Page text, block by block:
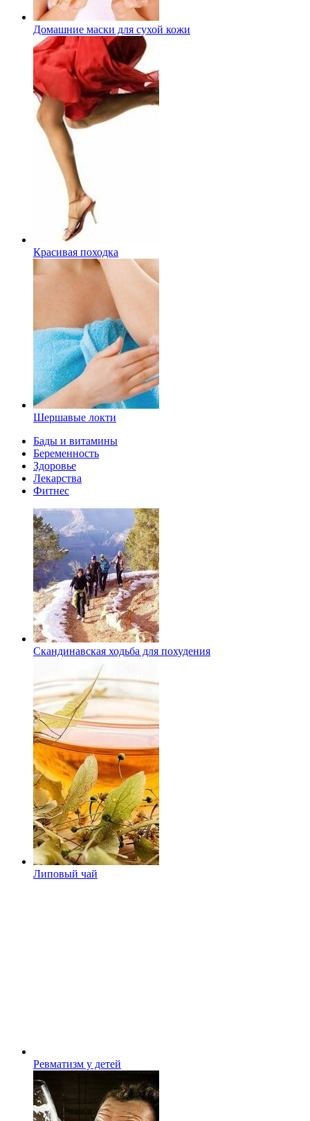
Домашние маски для сухой кожи
Красивая походка
Шершавые локти
Бады и витамины
Беременность
Здоровье
Лекарства
Фитнес
Скандинавская ходьба для похудения
Липовый чай
Ревматизм у детей